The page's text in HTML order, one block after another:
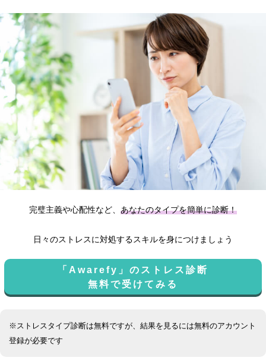
完璧主義や心配性など、 あなたのタイプを簡単に診断！
日々のストレスに対処するスキルを身につけましょう
「Awarefy」のストレス診断
無料で受けてみる
※ストレスタイプ診断は無料ですが、結果を見るには無料のアカウント
登録が必要です